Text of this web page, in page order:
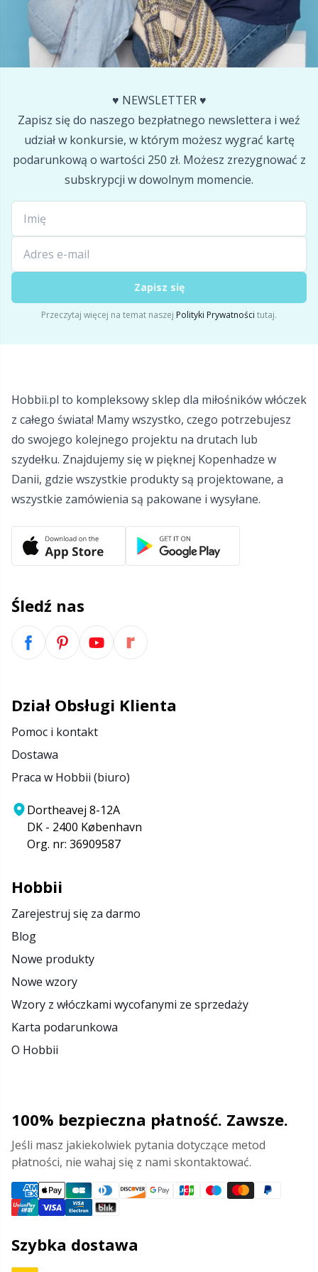
Pompony
Produkty z logo Hobbii
Przechowywanie akcesoriów
Przyrządy do robienia pomiarów
Skórzane
Torby
Wypełnienie do maskotek
Włóczki z refleksami i do cerowania
Zamki błyskawiczne
Zestawy do robienia pomponów
Znaczniki ściegów
Żyłki do drutów
♥️ NEWSLETTER ♥️
Zapisz się do naszego bezpłatnego newslettera i weź
udział w konkursie, w którym możesz wygrać kartę
podarunkową o wartości 250 zł. Możesz zrezygnować z
subskrypcji w dowolnym momencie.
Zapisz się
Przeczytaj więcej na temat naszej Polityki Prywatności tutaj.
Hobbii.pl to kompleksowy sklep dla miłośników włóczek
z całego świata! Mamy wszystko, czego potrzebujesz
do swojego kolejnego projektu na drutach lub
szydełku. Znajdujemy się w pięknej Kopenhadze w
Danii, gdzie wszystkie produkty są projektowane, a
wszystkie zamówienia są pakowane i wysyłane.
Śledź nas
Dział Obsługi Klienta
Pomoc i kontakt
Dostawa
Praca w Hobbii (biuro)
Dortheavej 8-12A
DK - 2400 København
Org. nr: 36909587
Hobbii
Zarejestruj się za darmo
Blog
Nowe produkty
Nowe wzory
Wzory z włóczkami wycofanymi ze sprzedaży
Karta podarunkowa
O Hobbii
100% bezpieczna płatność. Zawsze.
Jeśli masz jakiekolwiek pytania dotyczące metod
płatności, nie wahaj się z nami skontaktować.
Szybka dostawa